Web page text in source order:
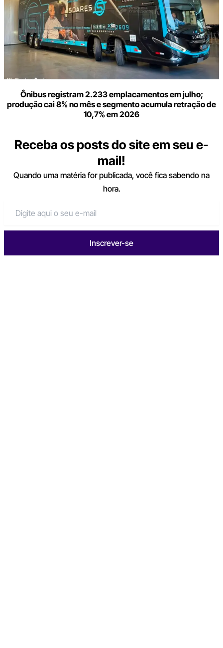
Ônibus registram 2.233 emplacamentos em julho;
produção cai 8% no mês e segmento acumula retração de
10,7% em 2026
Receba os posts do site em seu e-
mail!
Quando uma matéria for publicada, você fica sabendo na
hora.
Inscrever-se